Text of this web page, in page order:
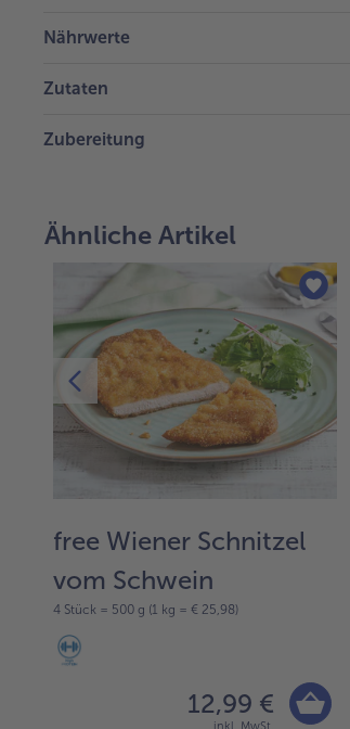
Nährwerte
Zutaten
Zubereitung
Ähnliche Artikel
free Wiener Schnitzel
vom Schwein
4 Stück = 500 g (1 kg = € 25,98)
12,99 €